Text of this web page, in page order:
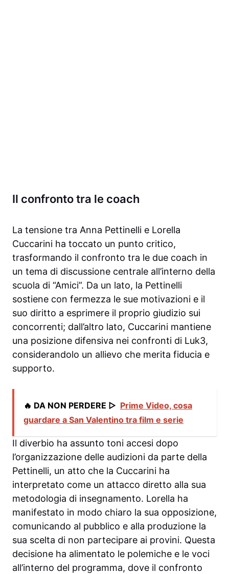
Il confronto tra le coach
La tensione tra Anna Pettinelli e Lorella
Cuccarini ha toccato un punto critico,
trasformando il confronto tra le due coach in
un tema di discussione centrale all’interno della
scuola di “Amici”. Da un lato, la Pettinelli
sostiene con fermezza le sue motivazioni e il
suo diritto a esprimere il proprio giudizio sui
concorrenti; dall’altro lato, Cuccarini mantiene
una posizione difensiva nei confronti di Luk3,
considerandolo un allievo che merita fiducia e
supporto.
🔥 DA NON PERDERE ▷ Prime Video, cosa
guardare a San Valentino tra film e serie
Il diverbio ha assunto toni accesi dopo
l’organizzazione delle audizioni da parte della
Pettinelli, un atto che la Cuccarini ha
interpretato come un attacco diretto alla sua
metodologia di insegnamento. Lorella ha
manifestato in modo chiaro la sua opposizione,
comunicando al pubblico e alla produzione la
sua scelta di non partecipare ai provini. Questa
decisione ha alimentato le polemiche e le voci
all’interno del programma, dove il confronto